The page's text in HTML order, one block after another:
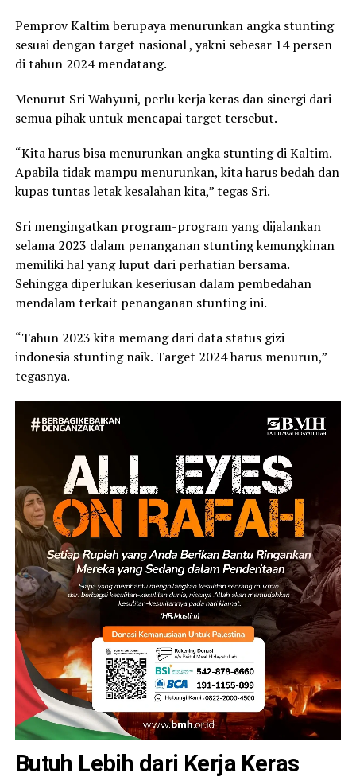
Pemprov Kaltim berupaya menurunkan angka stunting
sesuai dengan target nasional , yakni sebesar 14 persen
di tahun 2024 mendatang.
Menurut Sri Wahyuni, perlu kerja keras dan sinergi dari
semua pihak untuk mencapai target tersebut.
“Kita harus bisa menurunkan angka stunting di Kaltim.
Apabila tidak mampu menurunkan, kita harus bedah dan
kupas tuntas letak kesalahan kita,” tegas Sri.
Sri mengingatkan program-program yang dijalankan
selama 2023 dalam penanganan stunting kemungkinan
memiliki hal yang luput dari perhatian bersama.
Sehingga diperlukan keseriusan dalam pembedahan
mendalam terkait penanganan stunting ini.
“Tahun 2023 kita memang dari data status gizi
indonesia stunting naik. Target 2024 harus menurun,”
tegasnya.
Butuh Lebih dari Kerja Keras